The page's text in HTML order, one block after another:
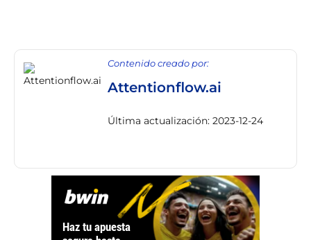
Contenido creado por:
Attentionflow.ai
Última actualización: 2023-12-24